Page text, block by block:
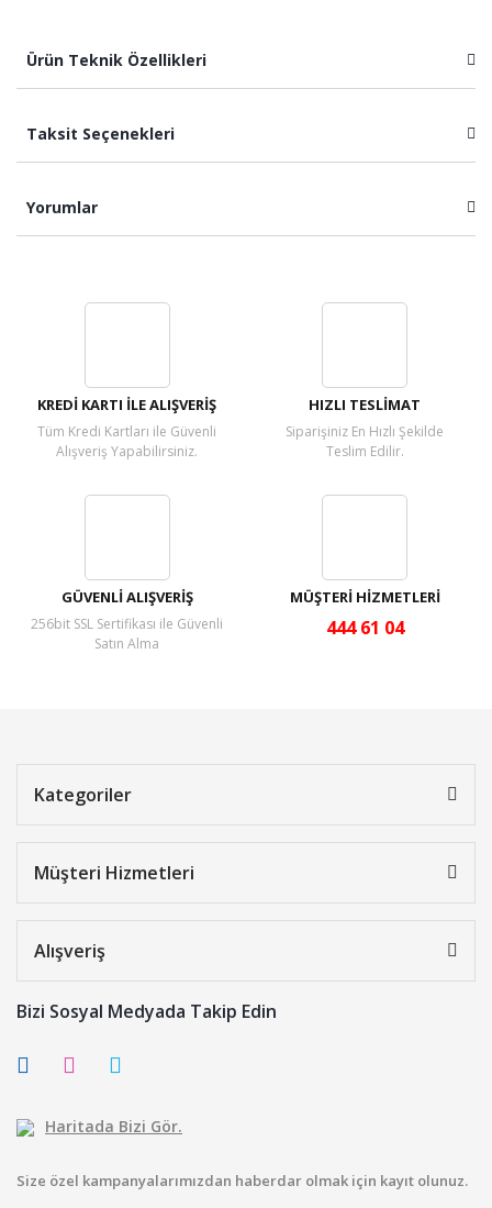
Ürün Teknik Özellikleri
Taksit Seçenekleri
Yorumlar
KREDİ KARTI İLE ALIŞVERİŞ
Tüm Kredi Kartları ile Güvenli
Alışveriş Yapabilirsiniz.
HIZLI TESLİMAT
Siparişiniz En Hızlı Şekilde
Teslim Edilir.
GÜVENLİ ALIŞVERİŞ
256bit SSL Sertifikası ile Güvenli
Satın Alma
MÜŞTERİ HİZMETLERİ
444 61 04
Kategoriler
Müşteri Hizmetleri
Alışveriş
Bizi Sosyal Medyada Takip Edin
Haritada Bizi Gör.
Size özel kampanyalarımızdan haberdar olmak için kayıt olunuz.